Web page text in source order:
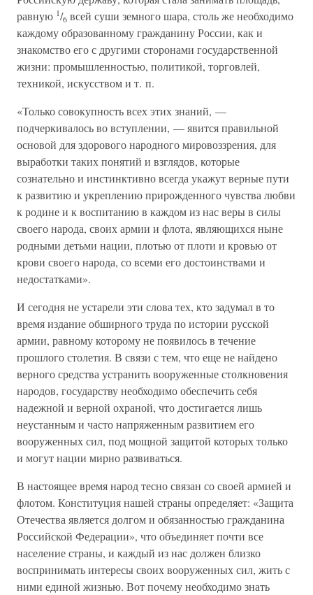
равную 1/6 всей суши земного шара, столь же необходимо
каждому образованному гражданину России, как и
знакомство его с другими сторонами государственной
жизни: промышленностью, политикой, торговлей,
техникой, искусством и т. п.
«Только совокупность всех этих знаний, —
подчеркивалось во вступлении, — явится правильной
основой для здорового народного мировоззрения, для
выработки таких понятий и взглядов, которые
сознательно и инстинктивно всегда укажут верные пути
к развитию и укреплению прирожденного чувства любви
к родине и к воспитанию в каждом из нас веры в силы
своего народа, своих армии и флота, являющихся ныне
родными детьми нации, плотью от плоти и кровью от
крови своего народа, со всеми его достоинствами и
недостатками».
И сегодня не устарели эти слова тех, кто задумал в то
время издание обширного труда по истории русской
армии, равному которому не появилось в течение
прошлого столетия. В связи с тем, что еще не найдено
верного средства устранить вооруженные столкновения
народов, государству необходимо обеспечить себя
надежной и верной охраной, что достигается лишь
неустанным и часто напряженным развитием его
вооруженных сил, под мощной защитой которых только
и могут нации мирно развиваться.
В настоящее время народ тесно связан со своей армией и
флотом. Конституция нашей страны определяет: «Защита
Отечества является долгом и обязанностью гражданина
Российской Федерации», что объединяет почти все
население страны, и каждый из нас должен близко
воспринимать интересы своих вооруженных сил, жить с
ними единой жизнью. Вот почему необходимо знать